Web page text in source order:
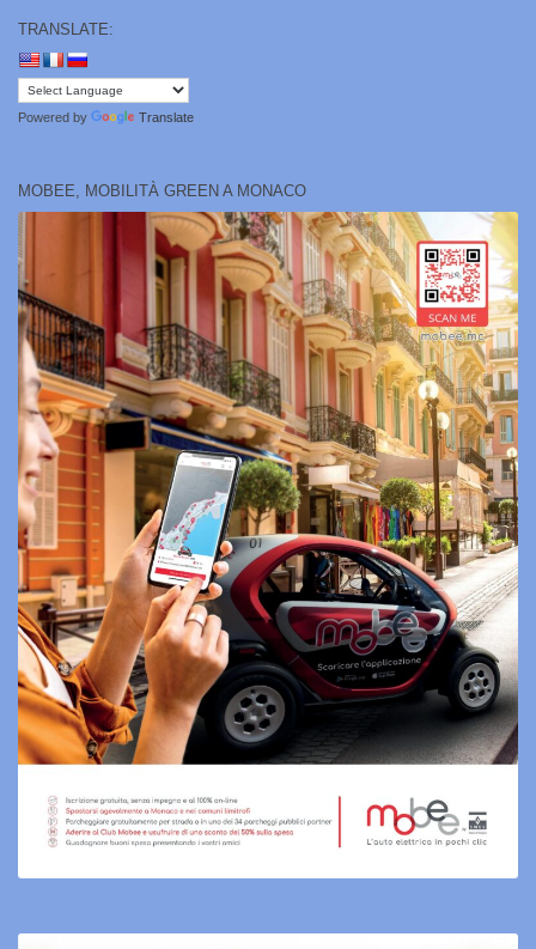
TRANSLATE:
Powered by Translate
MOBEE, MOBILITÀ GREEN A MONACO